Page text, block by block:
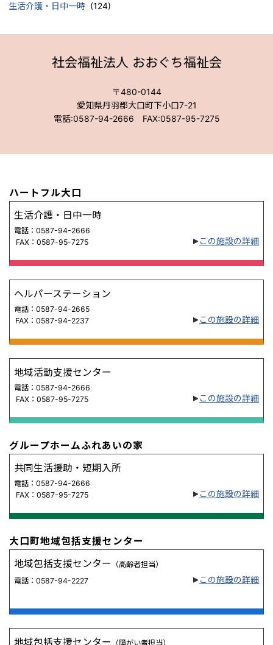
生活介護・日中一時 (124)
社会福祉法人 おおぐち福祉会
〒480-0144
愛知県丹羽郡大口町下小口7-21
電話:0587-94-2666 FAX:0587-95-7275
ハートフル大口
生活介護・日中一時
電話：0587-94-2666
FAX：0587-95-7275
この施設の詳細
ヘルパーステーション
電話：0587-94-2665
FAX：0587-94-2237
この施設の詳細
地域活動支援センター
電話：0587-94-2666
FAX：0587-95-7275
この施設の詳細
グループホームふれあいの家
共同生活援助・短期入所
電話：0587-94-2666
FAX：0587-95-7275
この施設の詳細
大口町地域包括支援センター
地域包括支援センター
（高齢者担当）
電話：0587-94-2227
この施設の詳細
地域包括支援センター （障がい者担当）